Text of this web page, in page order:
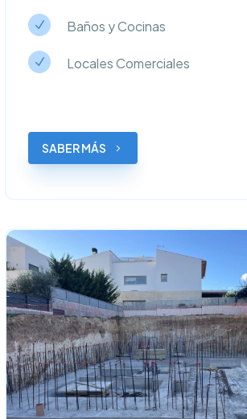
N
N Baños y Cocinas
N
N Locales Comerciales
SABER MÁS 5